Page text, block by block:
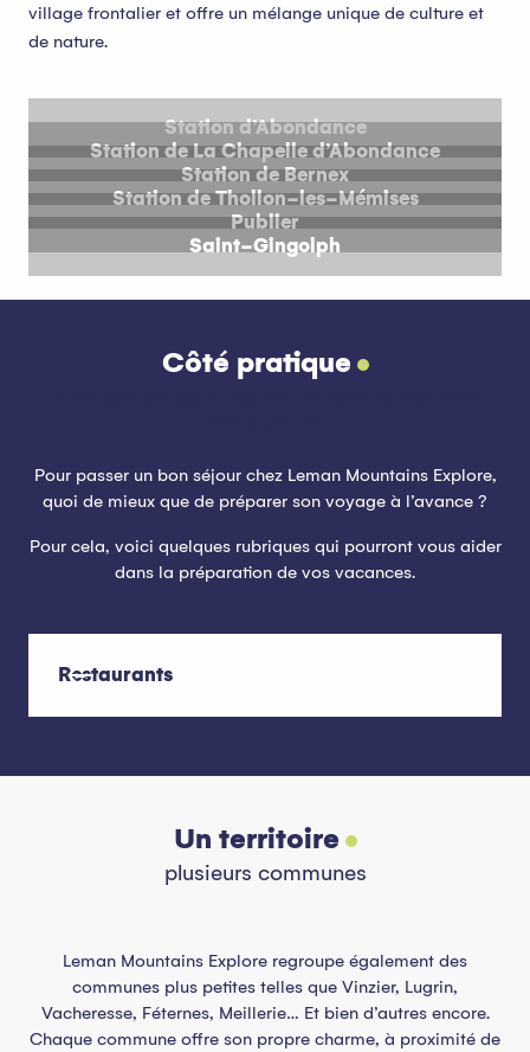
village frontalier et offre un mélange unique de culture et
de nature.
Station d’Abondance
Station de La Chapelle d’Abondance
Station de Bernex
Station de Thollon-les-Mémises
Publier
Saint-Gingolph
Côté pratique
Pour passer un bon séjour chez Leman Mountains Explore,
quoi de mieux que de préparer son voyage à l’avance ?
Pour cela, voici quelques rubriques qui pourront vous aider
dans la préparation de vos vacances.
Restaurants
Un territoire
plusieurs communes
Leman Mountains Explore regroupe également des
communes plus petites telles que Vinzier, Lugrin,
Vacheresse, Féternes, Meillerie… Et bien d’autres encore.
Chaque commune offre son propre charme, à proximité de